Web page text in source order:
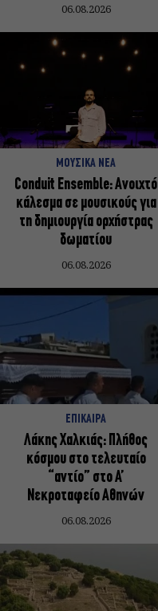
06.08.2026
ΜΟΥΣΙΚΑ ΝΕΑ
Conduit Ensemble: Ανοιχτό
κάλεσμα σε μουσικούς για
τη δημιουργία ορχήστρας
δωματίου
06.08.2026
ΕΠΙΚΑΙΡΑ
Λάκης Χαλκιάς: Πλήθος
κόσμου στο τελευταίο
“αντίο” στο Α’
Νεκροταφείο Αθηνών
06.08.2026